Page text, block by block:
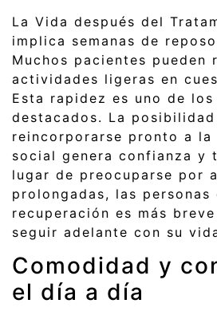
La Vida después del
implica semanas de
Muchos pacientes pueden
actividades ligeras en
Esta rapidez es uno de
destacados. La posibilidad
reincorporarse pronto a
social genera confianza y
lugar de preocuparse por
prolongadas, las personas
recuperación es más
seguir adelante con su
Comodidad y
el día a día